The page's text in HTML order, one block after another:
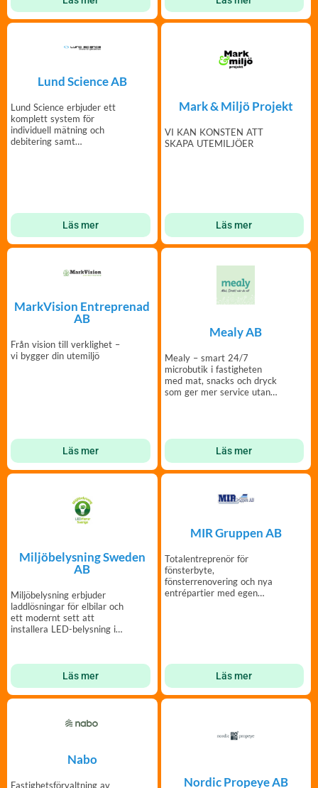
Lund Science AB
Lund Science erbjuder ett
komplett system för
individuell mätning och
debitering samt
Läs mer
Mark & Miljö Projekt
VI KAN KONSTEN ATT
SKAPA UTEMILJÖER
Läs mer
MarkVision Entreprenad
AB
Från vision till verklighet –
vi bygger din utemiljö
Läs mer
Mealy AB
Mealy – smart 24/7
microbutik i fastigheten
med mat, snacks och dryck
som ger mer service utan
Läs mer
Miljöbelysning Sweden
AB
Miljöbelysning erbjuder
laddlösningar för elbilar och
ett modernt sett att
installera LED-belysning i
Läs mer
MIR Gruppen AB
Totalentreprenör för
fönsterbyte,
fönsterrenovering och nya
entrépartier med egen
Läs mer
Nabo
Fastighetsförvaltning av
Nordic Propeye AB